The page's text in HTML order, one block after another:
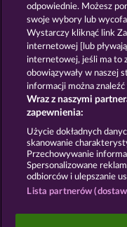
BACK TO THE FRUITS
Zasady i
Nota prawna
Prześlij
Gry
odpowiednie. Możesz
swoje wybory lub
Wystarczy kliknąć link
internetowej [lub
internetowej, jeśli ma to
obowiązywały w naszej
informacji można
Wraz z naszymi
zapewnienia:
Użycie dokładnych
skanowanie
Przechowywanie
Spersonalizowane
odbiorców i ulepszanie
Lista partnerów